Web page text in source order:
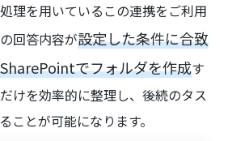
理を用いているこの連携をご利用
回答内容が設定した条件に合致
でフォルダを作成す
けを効率的に整理し、後続のタス
ことが可能になります。